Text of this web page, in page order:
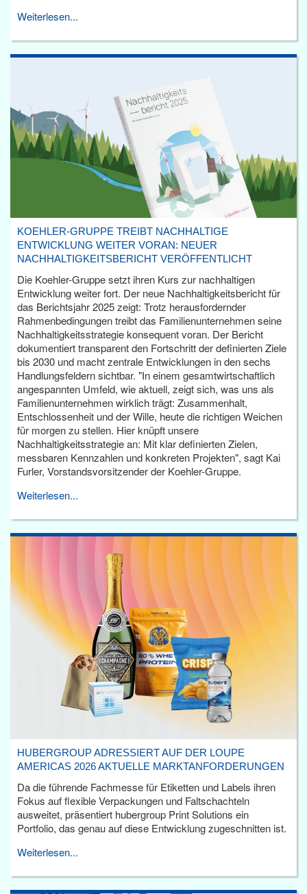
Weiterlesen...
KOEHLER-GRUPPE TREIBT NACHHALTIGE
ENTWICKLUNG WEITER VORAN: NEUER
NACHHALTIGKEITSBERICHT VERÖFFENTLICHT
Die Koehler-Gruppe setzt ihren Kurs zur nachhaltigen
Entwicklung weiter fort. Der neue Nachhaltigkeitsbericht für
das Berichtsjahr 2025 zeigt: Trotz herausfordernder
Rahmenbedingungen treibt das Familienunternehmen seine
Nachhaltigkeitsstrategie konsequent voran. Der Bericht
dokumentiert transparent den Fortschritt der definierten Ziele
bis 2030 und macht zentrale Entwicklungen in den sechs
Handlungsfeldern sichtbar. "In einem gesamtwirtschaftlich
angespannten Umfeld, wie aktuell, zeigt sich, was uns als
Familienunternehmen wirklich trägt: Zusammenhalt,
Entschlossenheit und der Wille, heute die richtigen Weichen
für morgen zu stellen. Hier knüpft unsere
Nachhaltigkeitsstrategie an: Mit klar definierten Zielen,
messbaren Kennzahlen und konkreten Projekten", sagt Kai
Furler, Vorstandsvorsitzender der Koehler-Gruppe.
Weiterlesen...
HUBERGROUP ADRESSIERT AUF DER LOUPE
AMERICAS 2026 AKTUELLE MARKTANFORDERUNGEN
Da die führende Fachmesse für Etiketten und Labels ihren
Fokus auf flexible Verpackungen und Faltschachteln
ausweitet, präsentiert hubergroup Print Solutions ein
Portfolio, das genau auf diese Entwicklung zugeschnitten ist.
Weiterlesen...